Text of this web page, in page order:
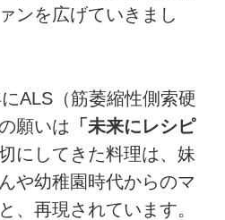
ンを広げていきまし
ALS（筋萎縮性側索硬
願いは 「未来にレシピ
にしてきた料理は、妹
や幼稚園時代からのマ
、再現されています。